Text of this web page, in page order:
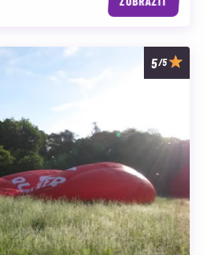
/5